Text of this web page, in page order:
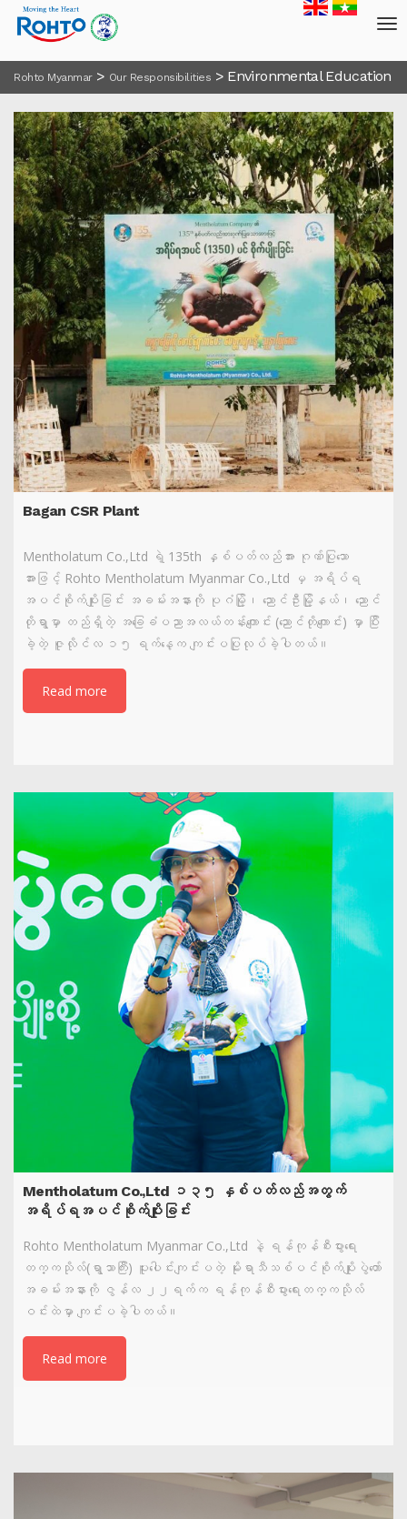
Rohto Myanmar> Our Responsibilities > Environmental Education
Bagan CSR Plant
Mentholatum Co.,Ltd ရဲ့ 135th နှစ်ပတ်လည်အား ဂုဏ်ပြုသော
အားဖြင့် Rohto Mentholatum Myanmar Co.,Ltd မှ အရိပ်ရ
အပင်စိုက်ပျိုးခြင်း အခမ်းအနားကို ပုဂံမြို့၊ ညောင်ဦးမြို့နယ်၊ ညောင်
တိုရွာမှာ တည်ရှိတဲ့ အခြေခံပညာအလယ်တန်းကျောင်း (ညောင်တိုကျောင်း) မှာ ပြီး
ခဲ့တဲ့ ဇူလိုင်လ ၁၅ ရက်နေ့က ကျင်းပပြုလုပ်ခဲ့ပါတယ်။
Read more
Mentholatum Co.,Ltd ၁၃၅ နှစ်ပတ်လည်အတွက်
အရိပ်ရအပင်စိုက်ပျိုးခြင်း
Rohto Mentholatum Myanmar Co.,Ltd နဲ့ ရန်ကုန်စီးပွားရေး
တက္ကသိုလ်(ရွာသာကြီး) ပူးပေါင်းကျင်းပတဲ့ မိုးရာသီသစ်ပင်စိုက်ပျိုးပွဲတော်
အခမ်းအနားကို ဇွန်လ ၂၂ရက်က ရန်ကုန်စီးပွားရေးတက္ကသိုလ်
ဝင်းထဲမှာ ကျင်းပခဲ့ပါတယ်။
Read more